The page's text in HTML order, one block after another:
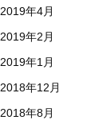
2019年4月
2019年2月
2019年1月
2018年12月
2018年8月